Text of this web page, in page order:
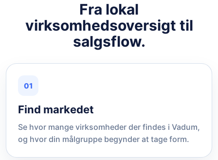
Fra lokal
virksomhedsoversigt til
salgsflow.
01
Find markedet
Se hvor mange virksomheder der findes i Vadum,
og hvor din målgruppe begynder at tage form.